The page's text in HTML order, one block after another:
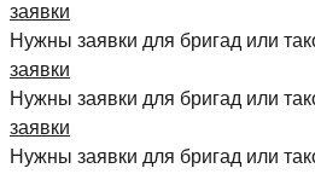
заявки
Нужны заявки для бригад или
заявки
Нужны заявки для бригад или
заявки
Нужны заявки для бригад или